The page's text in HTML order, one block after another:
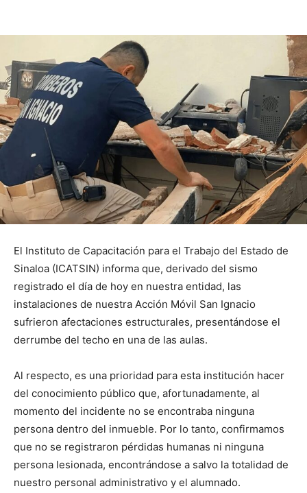
El Instituto de Capacitación para el Trabajo del Estado de
Sinaloa (ICATSIN) informa que, derivado del sismo
registrado el día de hoy en nuestra entidad, las
instalaciones de nuestra Acción Móvil San Ignacio
sufrieron afectaciones estructurales, presentándose el
derrumbe del techo en una de las aulas.
Al respecto, es una prioridad para esta institución hacer
del conocimiento público que, afortunadamente, al
momento del incidente no se encontraba ninguna
persona dentro del inmueble. Por lo tanto, confirmamos
que no se registraron pérdidas humanas ni ninguna
persona lesionada, encontrándose a salvo la totalidad de
nuestro personal administrativo y el alumnado.